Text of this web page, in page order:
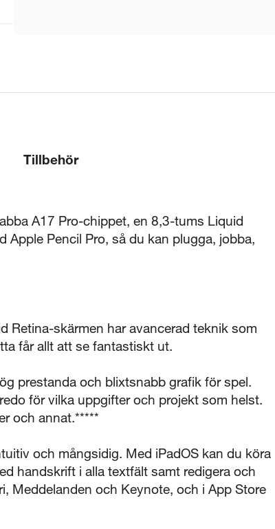
Tillbehör
A17 Pro-chippet, en 8,3-tums Liquid
Apple Pencil Pro, så du kan plugga, jobba,
Retina-skärmen har avancerad teknik som
får allt att se fantastiskt ut.
prestanda och blixtsnabb grafik för spel.
för vilka uppgifter och projekt som helst.
och annat.*****
och mångsidig. Med iPadOS kan du köra
handskrift i alla textfält samt redigera och
Meddelanden och Keynote, och i App Store
Stäng